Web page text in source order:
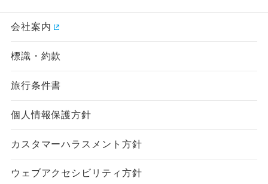
会社案内
標識・約款
旅行条件書
個人情報保護方針
カスタマーハラスメント方針
ウェブアクセシビリティ方針